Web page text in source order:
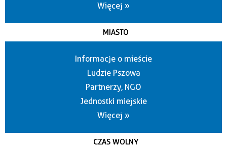
Więcej »
MIASTO
Informacje o mieście
Ludzie Pszowa
Partnerzy, NGO
Jednostki miejskie
Więcej »
CZAS WOLNY